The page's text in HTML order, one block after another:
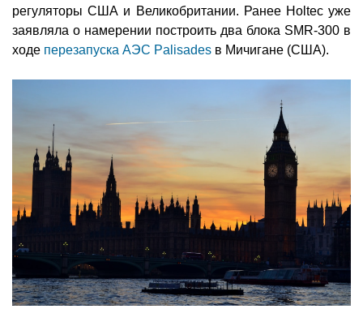
регуляторы США и Великобритании. Ранее Holtec уже
заявляла о намерении построить два блока SMR-300 в
ходе перезапуска АЭС Palisades в Мичигане (США).